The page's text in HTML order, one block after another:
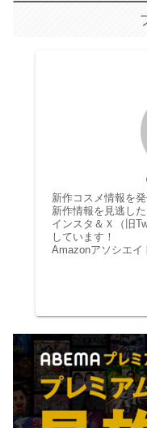
新作コスメ情報を
新作情報を見逃し
インスタ＆Ｘ（旧
しています！
Amazonアソシエイ